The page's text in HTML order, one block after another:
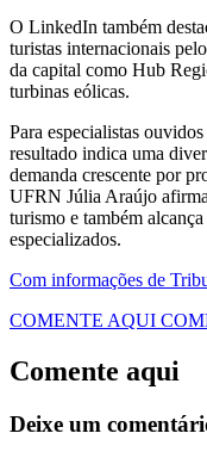
O LinkedIn também
turistas internacionais
da capital como Hub
turbinas eólicas.
Para especialistas
resultado indica uma
demanda crescente por
UFRN Júlia Araújo
turismo e também
especializados.
Com informações de
COMENTE AQUI
Comente aqui
Deixe um